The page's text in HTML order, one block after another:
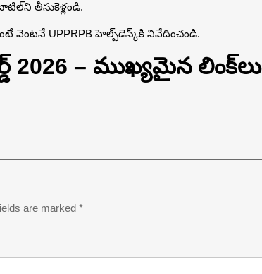
తీసుకెళ్లండి.
వెంటనే UPPRPB హెల్ప్‌డెస్క్‌కి నివేదించండి.
2026 – ముఖ్యమైన లింక్‌లు
are marked *